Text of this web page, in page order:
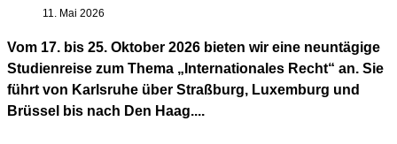
11. Mai 2026
Vom 17. bis 25. Oktober 2026 bieten wir eine neuntägige
Studienreise zum Thema „Internationales Recht“ an. Sie
führt von Karlsruhe über Straßburg, Luxemburg und
Brüssel bis nach Den Haag....